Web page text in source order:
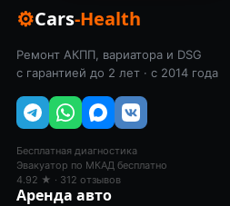
⚙Cars-Health
Ремонт АКПП, вариатора и DSG
с гарантией до 2 лет · с 2014 года
Бесплатная диагностика
Эвакуатор по МКАД бесплатно
4.92 ★ · 312 отзывов
Аренда авто